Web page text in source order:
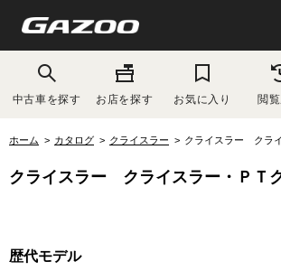
中古車を探す お店を探す お気に入り 閲
ホーム カタログ クライスラー クライスラー クラ
クライスラー クライスラー・ＰＴ
歴代モデル